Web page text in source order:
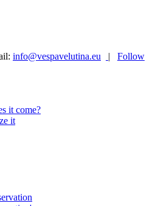
info@vespavelutina.eu | Follow
it come?
it